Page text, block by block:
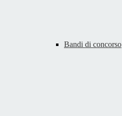
Bandi di concorso